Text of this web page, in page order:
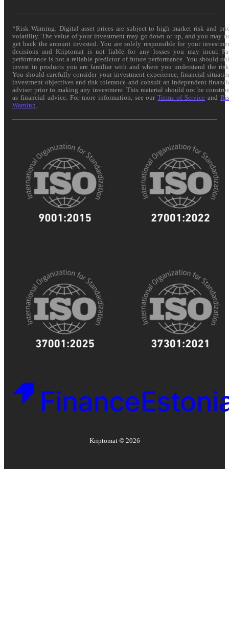
*Risk Warning: Digital asset prices are subject to high market risk and
volatility. The value of your investment may go down or up, and you may
get back the amount invested. You are solely responsible for your
decisions and Kriptomat is not liable for any losses you may incur.
performance is not a reliable predictor of future performance. You should
invest in products you are familiar with and where you understand the
You should carefully consider your investment experience, financial
investment objectives and risk tolerance and consult an independent
adviser prior to making any investment. This material should not be
as financial advice. For more information, see ourTerms of Service and
Warning
Kriptomat © 2026